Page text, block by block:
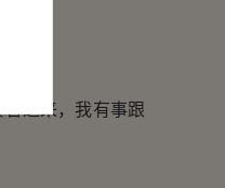
进来，我有事跟